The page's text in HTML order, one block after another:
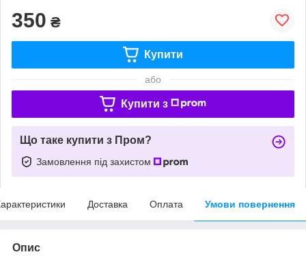
350 ₴
Купити
або
Купити з
Що таке купити з Пром?
Замовлення під захистом
Доставка Оплата Умови повернення
Опис